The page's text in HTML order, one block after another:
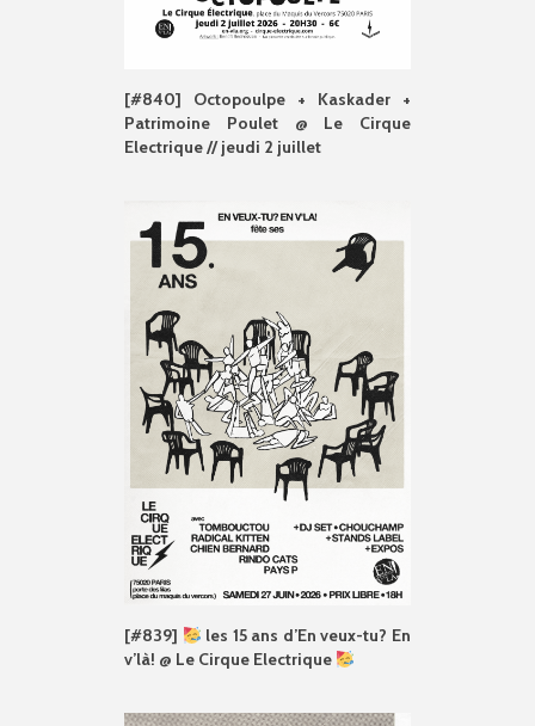
[#840] Octopoulpe + Kaskader +
Patrimoine Poulet @ Le Cirque
Electrique // jeudi 2 juillet
[#839]
les 15 ans d’En veux-tu? En
v’là! @ Le Cirque Electrique